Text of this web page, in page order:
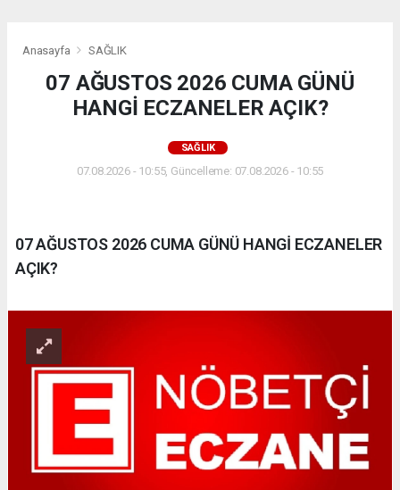
Anasayfa SAĞLIK
07 AĞUSTOS 2026 CUMA GÜNÜ
HANGİ ECZANELER AÇIK?
SAĞLIK
07.08.2026 - 10:55, Güncelleme: 07.08.2026 - 10:55
07 AĞUSTOS 2026 CUMA GÜNÜ HANGİ ECZANELER
AÇIK?